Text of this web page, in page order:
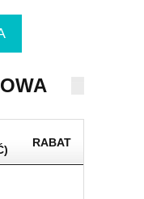
RABAT